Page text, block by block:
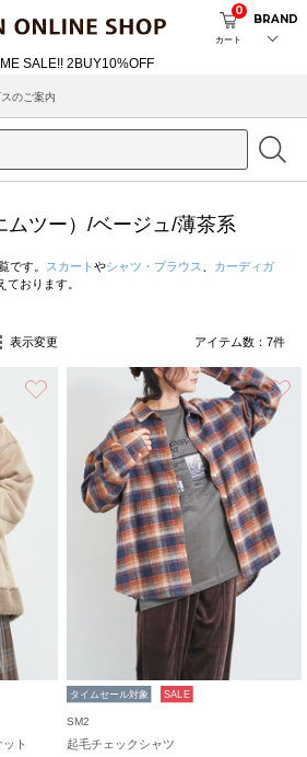
カート
0
BRAND
のご案内
ムツー）/ベージュ/薄茶系
です。 スカート やシャツ・ブラウス
カーディガ
おります。
表示変更 アイテム数： 7件
ト
タイムセール対象 SALE
SM2
起毛チェックシャツ